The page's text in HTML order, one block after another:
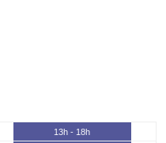
13h - 18h